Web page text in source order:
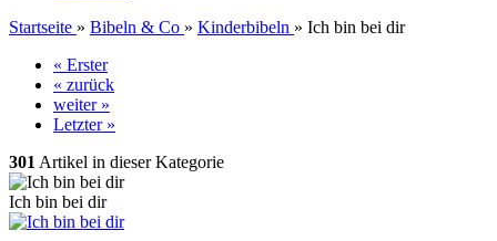
Startseite » Bibeln & Co » Kinderbibeln » Ich bin bei dir
« Erster
« zurück
weiter »
Letzter »
301 Artikel in dieser Kategorie
Ich bin bei dir